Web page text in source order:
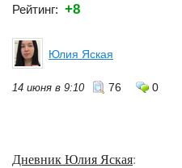
Рейтинг: +8
Юлия Яская
14 июня в 9:10 76 0
Дневник Юлия Яская: